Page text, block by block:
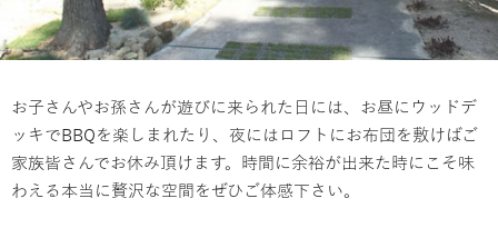
お子さんやお孫さんが遊びに来られた日には、お昼にウッドデ
ッキでBBQを楽しまれたり、夜にはロフトにお布団を敷けばご
家族皆さんでお休み頂けます。時間に余裕が出来た時にこそ味
わえる本当に贅沢な空間をぜひご体感下さい。